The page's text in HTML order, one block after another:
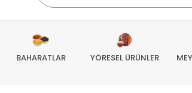
BAHARATLAR YÖRESEL ÜRÜNLER